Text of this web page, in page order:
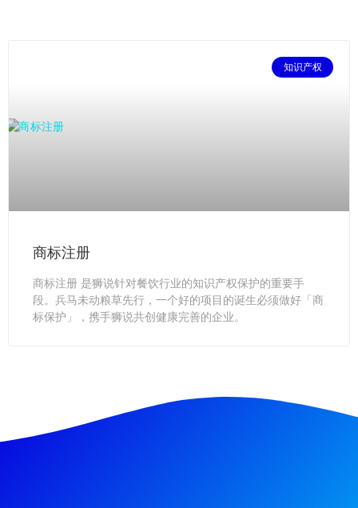
知识产权
商标注册
商标注册 是狮说针对餐饮行业的知识产权保护的重要手
段。兵马未动粮草先行，一个好的项目的诞生必须做好「商
标保护」，携手狮说共创健康完善的企业。